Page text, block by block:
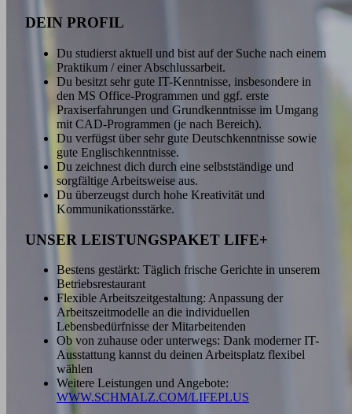
DEIN PROFIL
Du studierst aktuell und bist auf der Suche nach einem
Praktikum / einer Abschlussarbeit.
Du besitzt sehr gute IT-Kenntnisse, insbesondere in
den MS Office-Programmen und ggf. erste
Praxiserfahrungen und Grundkenntnisse im Umgang
mit CAD-Programmen (je nach Bereich).
Du verfügst über sehr gute Deutschkenntnisse sowie
gute Englischkenntnisse.
Du zeichnest dich durch eine selbstständige und
sorgfältige Arbeitsweise aus.
Du überzeugst durch hohe Kreativität und
Kommunikationsstärke.
UNSER LEISTUNGSPAKET LIFE+
Bestens gestärkt: Täglich frische Gerichte in unserem
Betriebsrestaurant
Flexible Arbeitszeitgestaltung: Anpassung der
Arbeitszeitmodelle an die individuellen
Lebensbedürfnisse der Mitarbeitenden
Ob von zuhause oder unterwegs: Dank moderner IT-
Ausstattung kannst du deinen Arbeitsplatz flexibel
wählen
Weitere Leistungen und Angebote:
WWW.SCHMALZ.COM/LIFEPLUS